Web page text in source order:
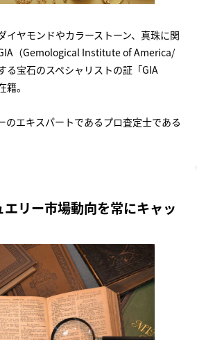
イヤモンドやカラーストーン、真珠に関
（Gemological Institute of America/
る宝石のスペシャリストの証「GIA
。
のエキスパートであるプロ査定士である
リー市場動向を常にキャッ